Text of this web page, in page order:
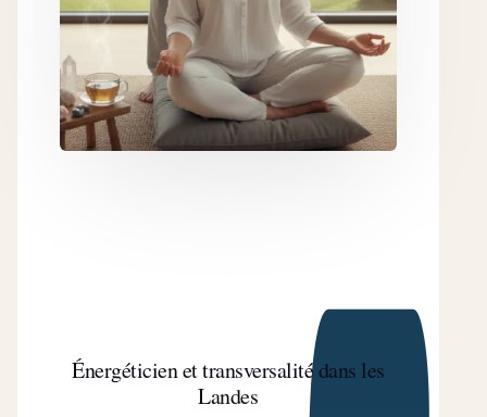
Énergéticien et transversalité dans les
Landes